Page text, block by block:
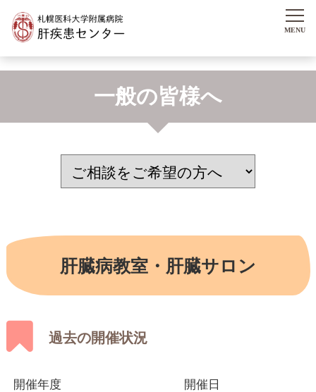
一般の皆様へ
肝臓病教室・肝臓サロン
過去の開催状況
開催年度 開催日